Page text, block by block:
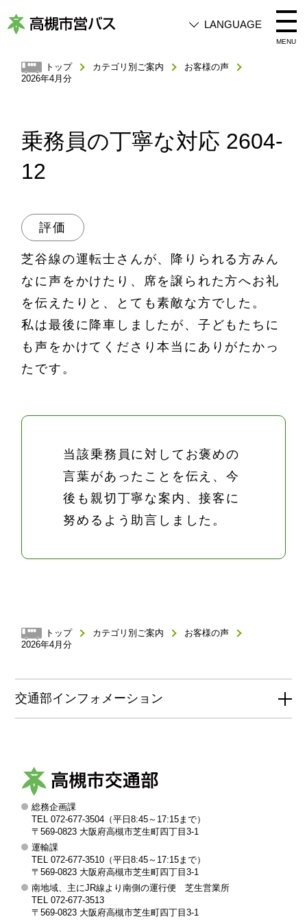
槻
ス
LANGUAGE
MENU
トップ カテゴリ別ご案内
お客様の声
2026年4月分
乗務員の丁寧な対応 2604-
12
評価
芝谷線の運転士さんが、降りられる方みん
なに声をかけたり、席を譲られた方へお礼
を伝えたりと、とても素敵な方でした。
私は最後に降車しましたが、子どもたちに
も声をかけてくださり本当にありがたかっ
たです。
当該乗務員に対してお褒めの
言葉があったことを伝え、今
後も親切丁寧な案内、接客に
努めるよう助言しました。
トップ カテゴリ別ご案内
お客様の声
2026年4月分
交通部インフォメーション
槻
交
通
部
総務企画課
TEL 072-677-3504（平日8:45～17:15まで）
〒569-0823 大阪府高槻市芝生町四丁目3-1
運輸課
TEL 072-677-3510（平日8:45～17:15まで）
〒569-0823 大阪府高槻市芝生町四丁目3-1
南地域、主にJR線より南側の運行便 芝生営業所
TEL 072-677-3513
〒569-0823 大阪府高槻市芝生町四丁目3-1